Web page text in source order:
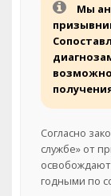
Мы
Согласно
службе» от
годными по